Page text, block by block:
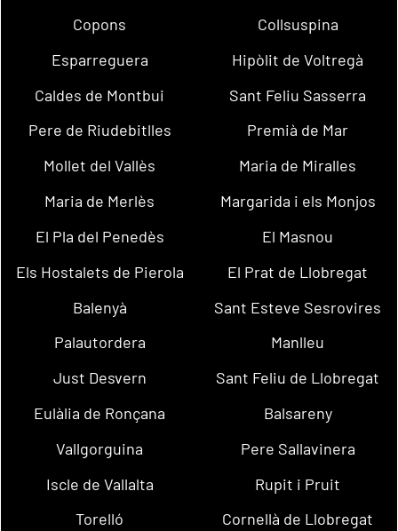
Copons
Collsuspina
Esparreguera
Hipòlit de Voltregà
Caldes de Montbui
Sant Feliu Sasserra
Pere de Riudebitlles
Premià de Mar
Mollet del Vallès
Maria de Miralles
Maria de Merlès
Margarida i els Monjos
El Pla del Penedès
El Masnou
Els Hostalets de Pierola
El Prat de Llobregat
Balenyà
Sant Esteve Sesrovires
Palautordera
Manlleu
Just Desvern
Sant Feliu de Llobregat
Eulàlia de Ronçana
Balsareny
Vallgorguina
Pere Sallavinera
Iscle de Vallalta
Rupit i Pruit
Torelló
Cornellà de Llobregat